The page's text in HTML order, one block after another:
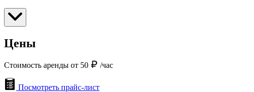
Цены
Стоимость аренды от 50 /час
Посмотреть прайс-лист